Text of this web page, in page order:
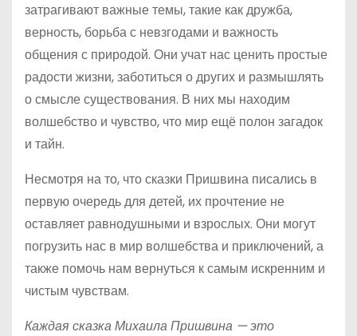
затрагивают важные темы, такие как дружба,
верность, борьба с невзгодами и важность
общения с природой. Они учат нас ценить простые
радости жизни, заботиться о других и размышлять
о смысле существования. В них мы находим
волшебство и чувство, что мир ещё полон загадок
и тайн.
Несмотря на то, что сказки Пришвина писались в
первую очередь для детей, их прочтение не
оставляет равнодушными и взрослых. Они могут
погрузить нас в мир волшебства и приключений, а
также помочь нам вернуться к самым искренним и
чистым чувствам.
Каждая сказка Михаила Пришвина — это